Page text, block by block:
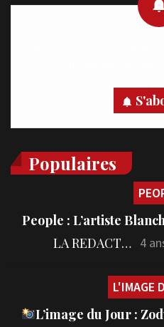
Populaires
People : L’artiste
LA REDACTION 4
L'IMAGE
L’image du Jour :